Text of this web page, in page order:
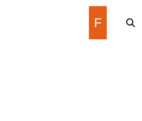
F